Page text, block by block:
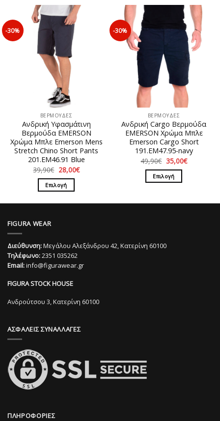
προϊόν
έχει
πολλαπλές
παραλλαγές.
Οι
επιλογές
μπορούν
να
επιλεγούν
στη
σελίδα
του
προϊόντος
το
προϊόν
πολλαπλές
παραλλαγές.
Οι
επιλογές
μπορούν
επιλεγούν
σελίδα
του
προϊόντος
-30%
ΒΕΡΜΟΥΔΕΣ
Ανδρική Υφασμάτινη
Βερμούδα EMERSON
Χρώμα Μπλε Emerson Mens
Stretch Chino Short Pants
201.EM46.91 Blue
39,90€ Original
price
was:
39,90€.
28,00€Η
τρέχουσα
Επιλογή
παραλλαγές.
Οι
επιλογές
μπορούν
επιλεγούν
του
-30%
ΒΕΡΜΟΥΔΕΣ
Ανδρική Cargo Βερμούδα
EΜERSON Χρώμα Μπλε
Emerson Cargo Short
191.EM47.95-navy
49,90€ Original
price
was:
49,90€.
35,00€Η
τρέχουσα
Επιλογή
Οι
FIGURA WEAR
Διεύθυνση:Μεγάλου Αλεξάνδρου 42, Κατερίνη 60100
Τηλέφωνο:2351 035262
Email:info@figurawear.gr
FIGURA STOCK HOUSE
Ανδρούτσου 3, Κατερίνη 60100
ΑΣΦΑΛΕΙΣ ΣΥΝΑΛΛΑΓΕΣ
ΠΛΗΡΟΦΟΡΙΕΣ